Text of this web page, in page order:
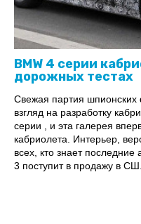
BMW 4 серии
дорожных тестах
Свежая партия
взгляд на разработку
серии , и эта галерея
кабриолета. Интерьер,
всех, кто знает
3 поступит в продажу в